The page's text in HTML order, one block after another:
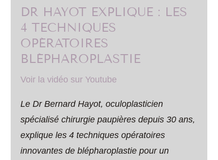
DR HAYOT EXPLIQUE : LES
4 TECHNIQUES
OPÉRATOIRES
BLÉPHAROPLASTIE
Voir la vidéo sur Youtube
Le Dr Bernard Hayot, oculoplasticien
spécialisé chirurgie paupières depuis 30 ans,
explique les 4 techniques opératoires
innovantes de blépharoplastie pour un